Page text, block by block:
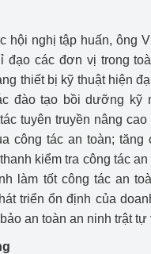
hội nghị tập huấn, ông
đạo các đơn vị trong
thiết bị kỹ thuật hiện
đào tạo bồi dưỡng kỹ
tuyên truyền nâng
công tác an toàn;
kiểm tra công tác
làm tốt công tác an
triển ổn định của
an toàn an ninh trật